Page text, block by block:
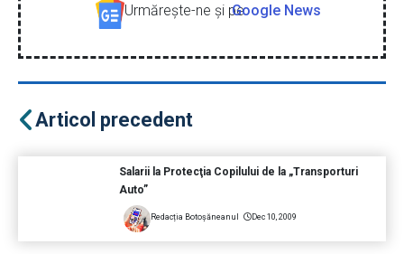
Urmăreşte-ne şi peGoogle News
Articol precedent
Salarii la Protecţia Copilului de la „Transporturi
Auto”
Redacția Botoșăneanul Dec 10, 2009